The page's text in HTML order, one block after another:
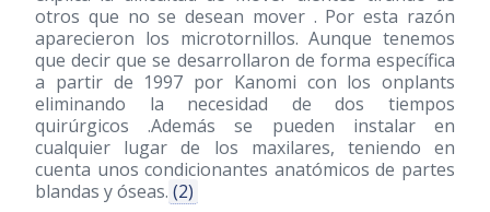
otros que no se desean mover . Por esta razón
aparecieron los microtornillos. Aunque tenemos
que decir que se desarrollaron de forma específica
a partir de 1997 por Kanomi con los onplants
eliminando la necesidad de dos tiempos
quirúrgicos .Además se pueden instalar en
cualquier lugar de los maxilares, teniendo en
cuenta unos condicionantes anatómicos de partes
blandas y óseas. (2)